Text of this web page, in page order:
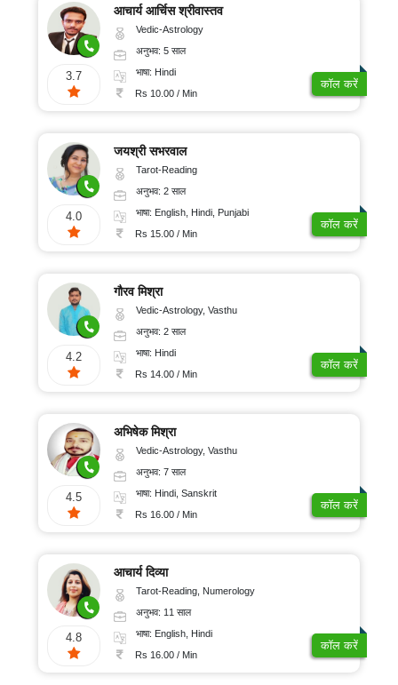
3.7
आचार्य आर्चिस श्रीवास्तव
Vedic-Astrology
अनुभव: 5 साल
भाषा: Hindi
Rs 10.00 / Min
कॉल करें
4.0
जयश्री सभरवाल
Tarot-Reading
अनुभव: 2 साल
भाषा: English, Hindi, Punjabi
Rs 15.00 / Min
कॉल करें
4.2
गौरव मिश्रा
Vedic-Astrology, Vasthu
अनुभव: 2 साल
भाषा: Hindi
Rs 14.00 / Min
कॉल करें
4.5
अभिषेक मिश्रा
Vedic-Astrology, Vasthu
अनुभव: 7 साल
भाषा: Hindi, Sanskrit
Rs 16.00 / Min
कॉल करें
4.8
आचार्य दिव्या
Tarot-Reading, Numerology
अनुभव: 11 साल
भाषा: English, Hindi
Rs 16.00 / Min
कॉल करें